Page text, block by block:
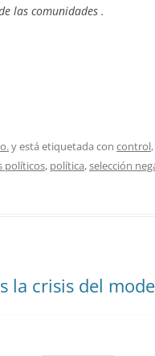
las comunidades .
y está etiquetada con control,
políticos, política,selección
la crisis del